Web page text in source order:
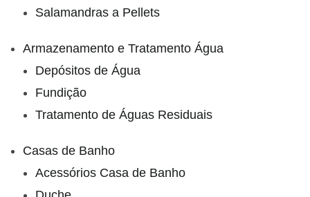
Salamandras a Pellets
Armazenamento e Tratamento Água
Depósitos de Água
Fundição
Tratamento de Águas Residuais
Casas de Banho
Acessórios Casa de Banho